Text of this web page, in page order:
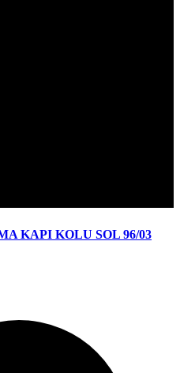
KAPI KOLU SOL 96/03